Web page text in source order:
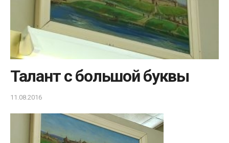
Талант с большой буквы
11.08.2016